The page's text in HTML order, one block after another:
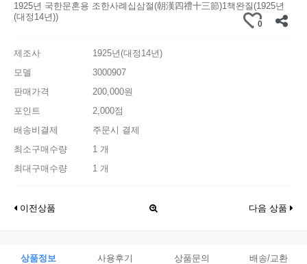
1925년 국한문혼용 조한사례십삼절(朝漢四禮十三節)1책완질(1925년
(대정14년))
0
제조사
1925년(대정14년)
모델
3000907
판매가격
200,000원
포인트
2,000점
배송비결제
주문시 결제
최소구매수량
1 개
최대구매수량
1 개
이전상품 다음 상품
상품정보 사용후기 상품문의 배송/교환